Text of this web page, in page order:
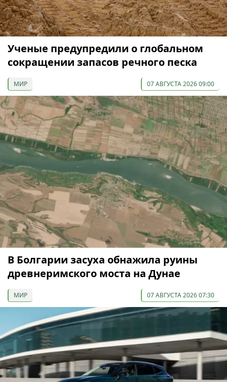
Ученые предупредили о глобальном
сокращении запасов речного песка
МИР 07 АВГУСТА 2026 09:00
В Болгарии засуха обнажила руины
древнеримского моста на Дунае
МИР 07 АВГУСТА 2026 07:30